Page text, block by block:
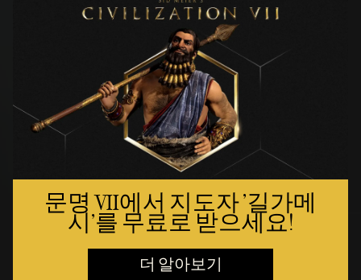
문명 VII에서 지도자 '길가메
시'를 무료로 받으세요!
더 알아보기